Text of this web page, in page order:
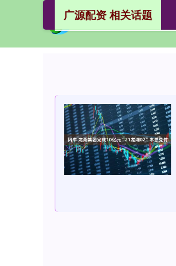
广源配资 相关话题